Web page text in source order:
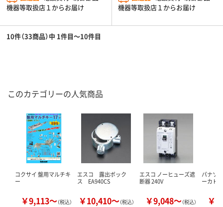
機器等取扱店１からお届け
機器等取扱店１からお届け
10件（33商品）中 1件目～10件目
このカテゴリーの人気商品
コクサイ 盤用マルチキ
ー
￥9,113～（税込）
エスコ 露出ボック
ス EA940CS
￥10,410～（税込）
エスコ ノーヒューズ遮
断器 240V
￥9,048～（税込）
パナソ
ーカ HB
￥